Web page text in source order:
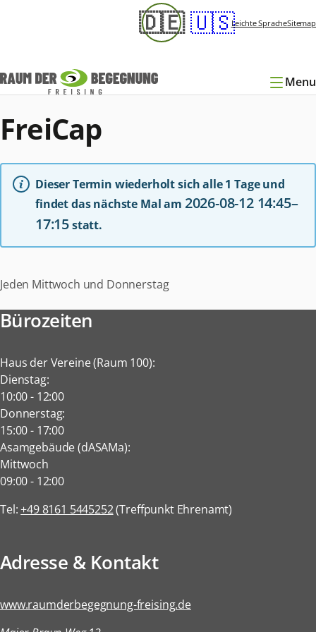
🇩🇪 🇺🇸Navigation
überspringen
Leichte SpracheSitemap
Menu
FreiCap
Dieser Termin wiederholt sich alle 1 Tage und
findet das nächste Mal am 2026-08-12 14:45–
17:15statt.
Jeden Mittwoch und Donnerstag
Bürozeiten
Haus der Vereine (Raum 100):
Dienstag:
10:00- 12:00
Donnerstag:
15:00- 17:00
Asamgebäude (dASAMa):
Mittwoch
09:00- 12:00
Tel:+49 8161 5445252(Treffpunkt Ehrenamt)
Adresse & Kontakt
www.raumderbegegnung-freising.de